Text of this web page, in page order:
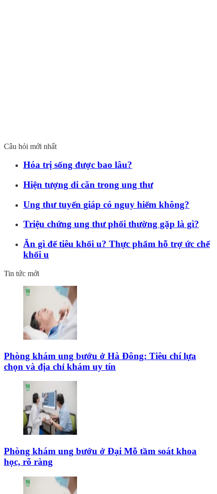
Câu hỏi mới nhất
Hóa trị sống được bao lâu?
Hiện tượng di căn trong ung thư
Ung thư tuyến giáp có nguy hiểm không?
Triệu chứng ung thư phổi thường gặp là gì?
Ăn gì để tiêu khối u? Thực phẩm hỗ trợ ức chế
khối u
Tin tức mới
Phòng khám ung bướu ở Hà Đông: Tiêu chí lựa
chọn và địa chỉ khám uy tín
Phòng khám ung bướu ở Đại Mỗ tầm soát khoa
học, rõ ràng